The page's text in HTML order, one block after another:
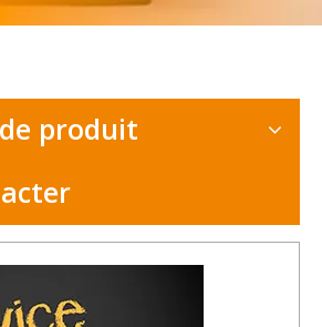
produit